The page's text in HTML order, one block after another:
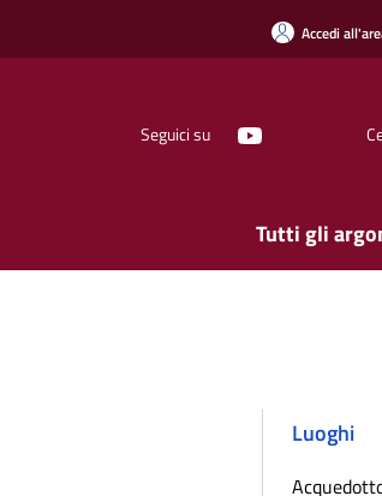
Accedi
Seguici su
Tutti gli
Luoghi